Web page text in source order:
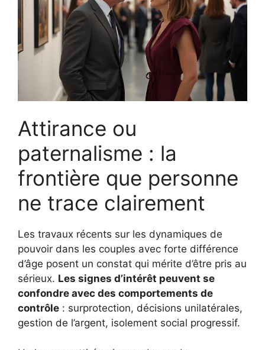
Attirance ou
paternalisme : la
frontière que personne
ne trace clairement
Les travaux récents sur les dynamiques de
pouvoir dans les couples avec forte différence
d’âge posent un constat qui mérite d’être pris au
sérieux. Les signes d’intérêt peuvent se
confondre avec des comportements de
contrôle : surprotection, décisions unilatérales,
gestion de l’argent, isolement social progressif.